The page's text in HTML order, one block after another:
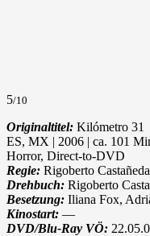
5/10
Originaltitel: Kilómetro 31
ES, MX | 2006 | ca. 101
Horror, Direct-to-DVD
Regie: Rigoberto Castañeda
Drehbuch: Rigoberto
Besetzung: Iliana Fox,
Kinostart: —
DVD/Blu-Ray VÖ: